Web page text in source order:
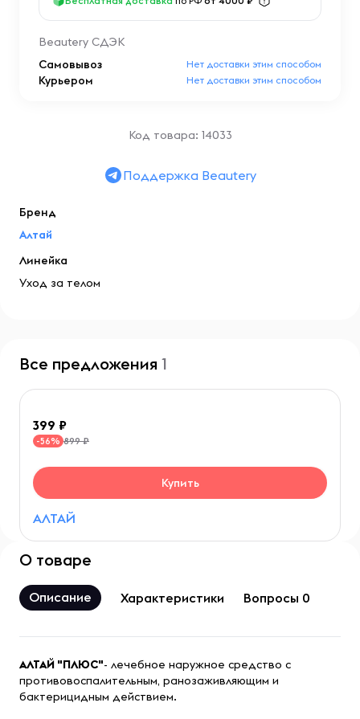
Beautery СДЭК
Самовывоз
Нет доставки этим способом
Курьером Нет доставки этим способом
Код товара: 14033
Поддержка Beautery
Бренд
Алтай
Линейка
Уход за телом
Все предложения 1
399
-56% 899 ₽
АЛТАЙ
Купить
О товаре
Описание Характеристики Вопросы 0
АЛТАЙ "ПЛЮС"- лечебное наружное средство с
противовоспалительным, ранозаживляющим и
бактерицидным действием.